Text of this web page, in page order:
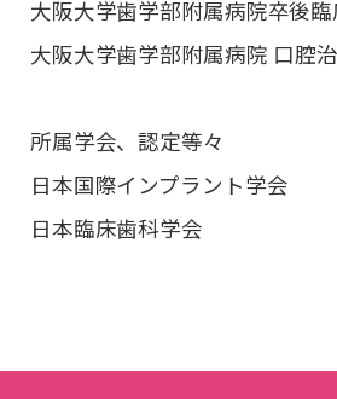
大阪大学歯学部附属病院卒後
大阪大学歯学部附属病院 口腔
所属学会、認定等々
日本国際インプラント学会
日本臨床歯科学会